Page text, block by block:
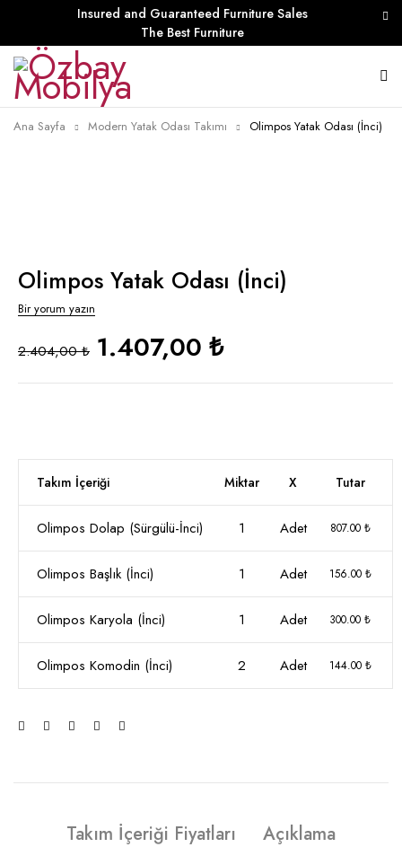
Insured and Guaranteed Furniture Sales
The Best Furniture
Ana Sayfa Modern Yatak Odası Takımı Olimpos Yatak Odası (İnci)
Olimpos Yatak Odası (İnci)
Bir yorum yazın
2.404,00 ₺ 1.407,00 ₺
Takım İçeriği Miktar X Tutar
Olimpos Dolap (Sürgülü-İnci) 1 Adet 807.00 ₺
Olimpos Başlık (İnci) 1 Adet 156.00 ₺
Olimpos Karyola (İnci) 1 Adet 300.00 ₺
Olimpos Komodin (İnci) 2 Adet 144.00 ₺
Takım İçeriği Fiyatları
Açıklama